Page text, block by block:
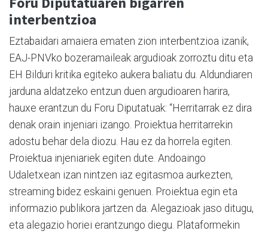
interbentzioa
Eztabaidari amaiera ematen zion interbentzioa izanik,
EAJ-PNVko bozeramaileak argudioak zorroztu ditu eta
EH Bilduri kritika egiteko aukera baliatu du. Aldundiaren
jarduna aldatzeko entzun duen argudioaren harira,
hauxe erantzun du Foru Diputatuak: “Herritarrak ez dira
denak orain injeniari izango. Proiektua herritarrekin
adostu behar dela diozu. Hau ez da horrela egiten.
Proiektua injeniariek egiten dute. Andoaingo
Udaletxean izan nintzen iaz egitasmoa aurkezten,
streaming bidez eskaini genuen. Proiektua egin eta
informazio publikora jartzen da. Alegazioak jaso ditugu,
eta alegazio horiei erantzungo diegu. Plataformekin